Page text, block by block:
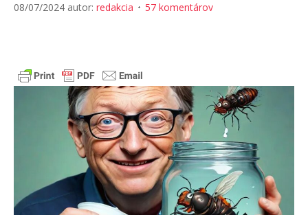
08/07/2024 autor: redakcia 57 komentárov